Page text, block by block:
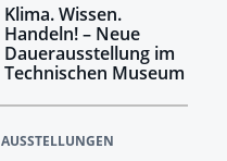
Klima. Wissen.
Handeln! –​​​​​​​ Neue
Dauerausstellung im
Technischen Museum
AUSSTELLUNGEN